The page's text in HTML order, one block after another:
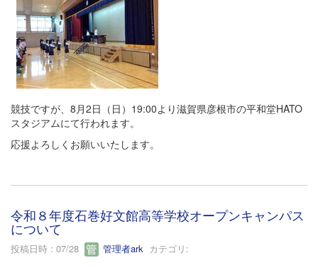
競技ですが、8月2日（日）19:00より滋賀県彦根市の平和堂HATO
スタジアムにて行われます。
応援よろしくお願いいたします。
令和８年度石巻好文館高等学校オープンキャンパス
について
投稿日時 : 07/28 管理者ark カテゴリ: